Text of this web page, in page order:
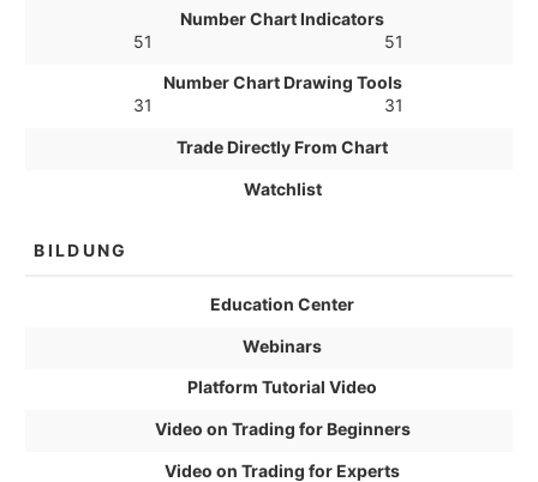
Number Chart Indicators
51
51
Number Chart Drawing Tools
31
31
Trade Directly From Chart
Watchlist
BILDUNG
Education Center
Webinars
Platform Tutorial Video
Video on Trading for Beginners
Video on Trading for Experts